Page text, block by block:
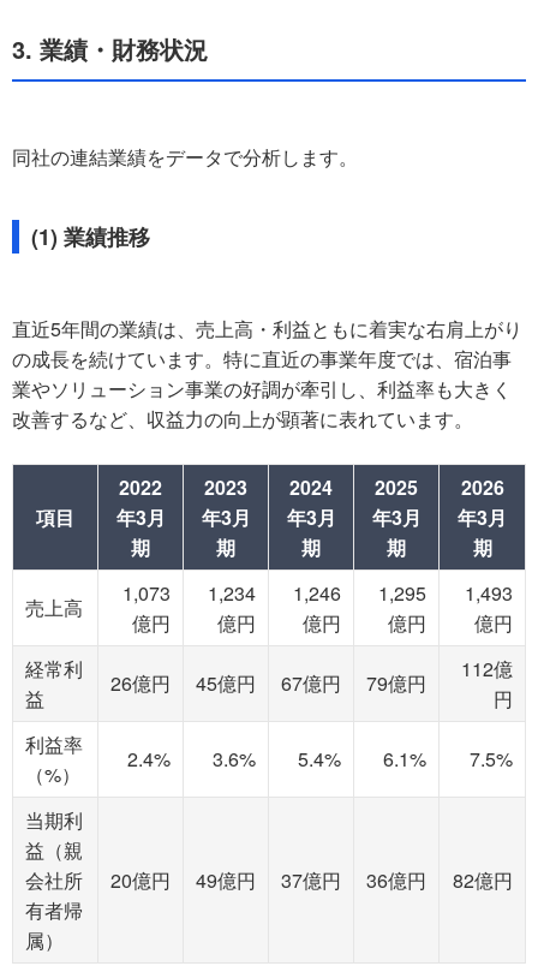
3. 業績・財務状況
同社の連結業績をデータで分析します。
(1) 業績推移
直近5年間の業績は、売上高・利益ともに着実な右肩上がり
の成長を続けています。特に直近の事業年度では、宿泊事
業やソリューション事業の好調が牽引し、利益率も大きく
改善するなど、収益力の向上が顕著に表れています。
項目
2022
年3月
期
2023
年3月
期
2024
年3月
期
2025
年3月
期
2026
年3月
期
売上高
1,073
億円
1,234
億円
1,246
億円
1,295
億円
1,493
億円
経常利
益
26億円 45億円 67億円 79億円
112億
円
利益率
（%）
2.4% 3.6% 5.4% 6.1% 7.5%
当期利
益（親
会社所
有者帰
属）
20億円 49億円 37億円 36億円 82億円